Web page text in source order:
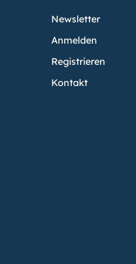
Newsletter
Anmelden
Registrieren
Kontakt